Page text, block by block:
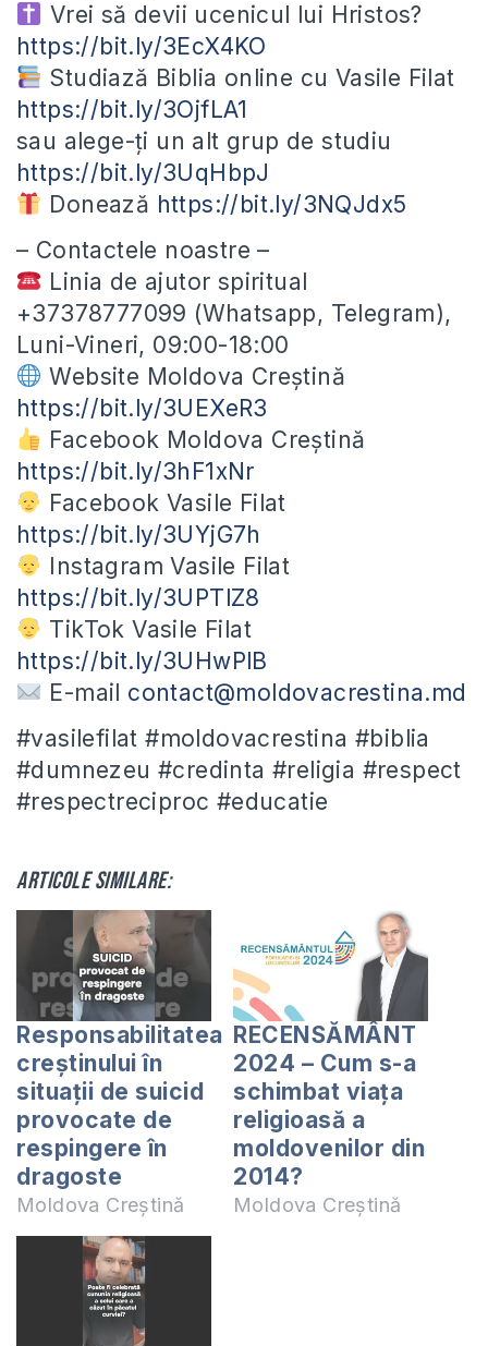
Vrei să devii ucenicul lui Hristos?
https://bit.ly/3EcX4KO
Studiază Biblia online cu Vasile Filat
https://bit.ly/3OjfLA1
sau alege-ți un alt grup de studiu
https://bit.ly/3UqHbpJ
Donează https://bit.ly/3NQJdx5
– Contactele noastre –
Linia de ajutor spiritual
+37378777099 (Whatsapp, Telegram),
Luni-Vineri, 09:00-18:00
Website Moldova Creștină
https://bit.ly/3UEXeR3
Facebook Moldova Creștină
https://bit.ly/3hF1xNr
Facebook Vasile Filat
https://bit.ly/3UYjG7h
Instagram Vasile Filat
https://bit.ly/3UPTlZ8
TikTok Vasile Filat
https://bit.ly/3UHwPlB
E-mail contact@moldovacrestina.md
#vasilefilat #moldovacrestina #biblia
#dumnezeu #credinta #religia #respect
#respectreciproc #educatie
Articole similare:
Responsabilitatea
creștinului în
situații de suicid
provocate de
respingere în
dragoste
Moldova Creștină
RECENSĂMÂNT
2024 – Cum s-a
schimbat viața
religioasă a
moldovenilor din
2014?
Moldova Creștină